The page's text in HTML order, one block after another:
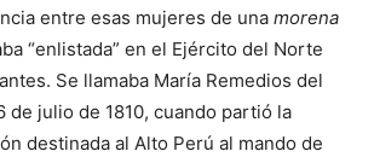
entre esas mujeres de una morena
“enlistada” en el Ejército del Norte
Se llamaba María Remedios del
de julio de 1810, cuando partió la
destinada al Alto Perú al mando de